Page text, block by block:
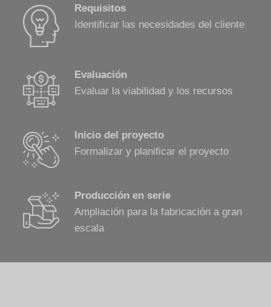
Requisitos
Identificar las necesidades del cliente
Evaluación
Evaluar la viabilidad y los recursos
Inicio del proyecto
Formalizar y planificar el proyecto
Producción en serie
Ampliación para la fabricación a gran
escala